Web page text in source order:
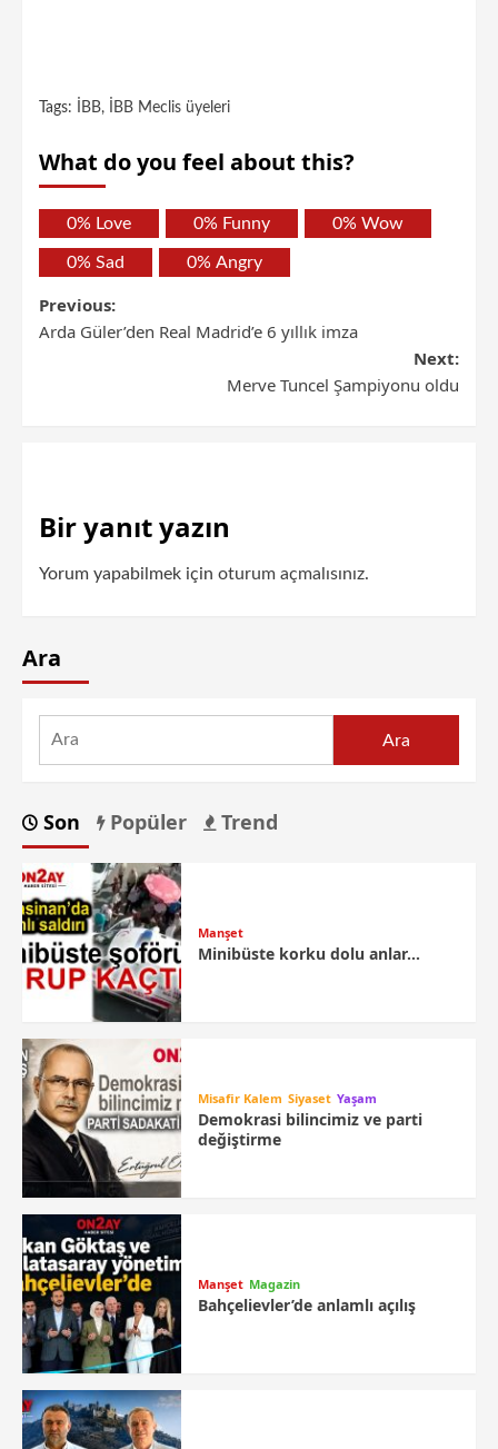
Tags: İBB, İBB Meclis üyeleri
What do you feel about this?
0% Love 0% Funny 0% Wow
0% Sad 0% Angry
Previous:
Arda Güler’den Real Madrid’e 6 yıllık imza
Next:
Merve Tuncel Şampiyonu oldu
Bir yanıt yazın
Yorum yapabilmek için oturum açmalısınız.
Ara
Ara
Son Popüler Trend
Manşet
Minibüste korku dolu anlar…
Misafir Kalem Siyaset Yaşam
Demokrasi bilincimiz ve parti
değiştirme
Manşet Magazin
Bahçelievler’de anlamlı açılış